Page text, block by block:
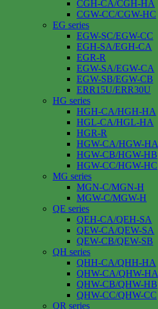
CGH-CA/CGH-HA
CGW-CC/CGW-HC
EG series
EGW-SC/EGW-CC
EGH-SA/EGH-CA
EGR-R
EGW-SA/EGW-CA
EGW-SB/EGW-CB
ERR15U/ERR30U
HG series
HGH-CA/HGH-HA
HGL-CA/HGL-HA
HGR-R
HGW-CA/HGW-HA
HGW-CB/HGW-HB
HGW-CC/HGW-HC
MG series
MGN-C/MGN-H
MGW-C/MGW-H
QE series
QEH-CA/QEH-SA
QEW-CA/QEW-SA
QEW-CB/QEW-SB
QH series
QHH-CA/QHH-HA
QHW-CA/QHW-HA
QHW-CB/QHW-HB
QHW-CC/QHW-CC
QR series